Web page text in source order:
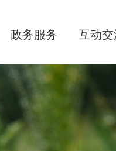
政务服务 互动交